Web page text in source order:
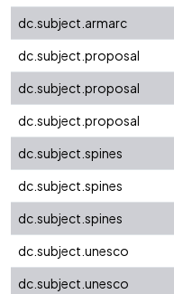
dc.subject.armarc
dc.subject.proposal
dc.subject.proposal
dc.subject.proposal
dc.subject.spines
dc.subject.spines
dc.subject.spines
dc.subject.unesco
dc.subject.unesco